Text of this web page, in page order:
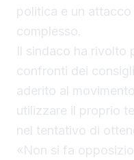
politica e un
complesso.
Il sindaco ha rivolto
confronti dei
aderito al
utilizzare il proprio
nel tentativo di
«Non si fa